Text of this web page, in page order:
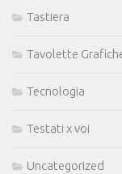
Tastiera
Tavolette
Tecnologia
Testati x voi
Uncategorized